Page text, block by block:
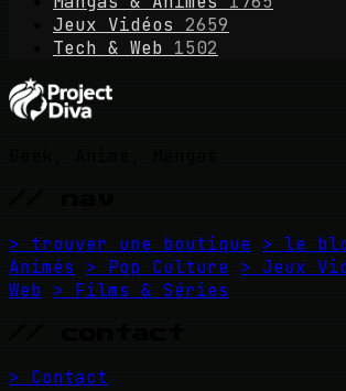
Jeux Vidéos
2659
Tech & Web 1502
> trouver une boutique > le
Animés
> Pop Culture > Jeux
Web > Films & Séries
> Contact